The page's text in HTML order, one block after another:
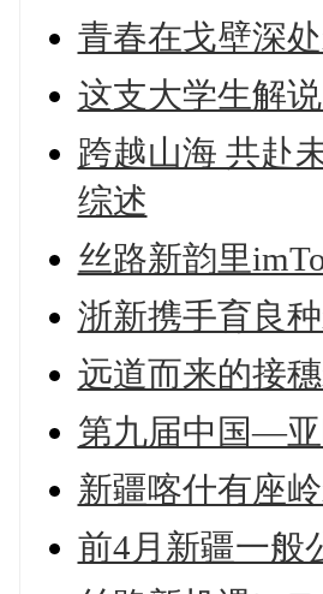
青春在戈壁深
这支大学生解
跨越山海 共赴
综述
丝路新韵里
浙新携手育良
远道而来的接
第九届中国—亚
新疆喀什有座
前4月新疆一般